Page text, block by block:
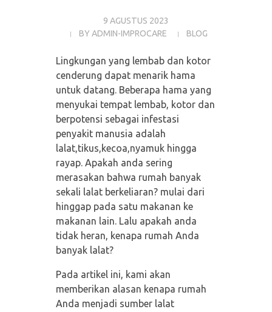
9 AGUSTUS 2023
BY ADMIN-IMPROCARE BLOG
Lingkungan yang lembab dan kotor
cenderung dapat menarik hama
untuk datang. Beberapa hama yang
menyukai tempat lembab, kotor dan
berpotensi sebagai infestasi
penyakit manusia adalah
lalat,tikus,kecoa,nyamuk hingga
rayap. Apakah anda sering
merasakan bahwa rumah banyak
sekali lalat berkeliaran? mulai dari
hinggap pada satu makanan ke
makanan lain. Lalu apakah anda
tidak heran, kenapa rumah Anda
banyak lalat?
Pada artikel ini, kami akan
memberikan alasan kenapa rumah
Anda menjadi sumber lalat